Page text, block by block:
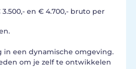
en € 4.700,- bruto per
in een dynamische omgeving.
om je zelf te ontwikkelen